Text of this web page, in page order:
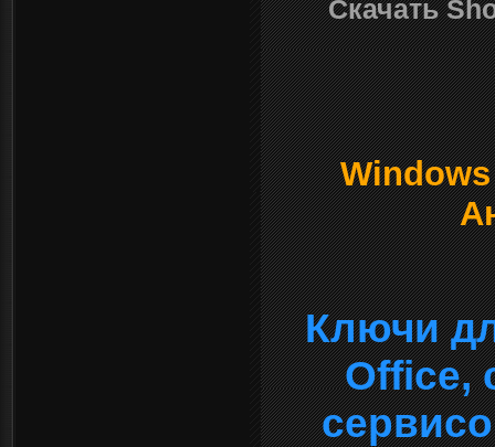
Скачать
Windows
Ключи
Office,